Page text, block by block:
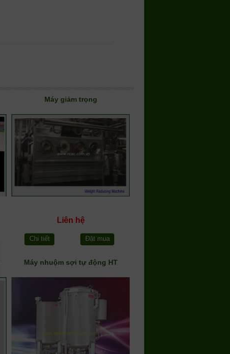
Máy giảm trọng
Liên hệ
Chi tiết Đặt mua
Máy nhuộm sợi tự động HT